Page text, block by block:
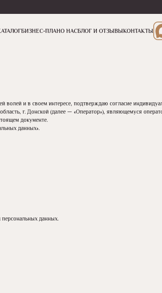
БИЗНЕС-ПЛАНО НАСБЛОГ И ОТЗЫВЫКОНТАКТЫ
волей и в своем интересе, подтверждаю согласие
г. Донской (далее — «Оператор»), являющемуся
документе.
данных».
данных.